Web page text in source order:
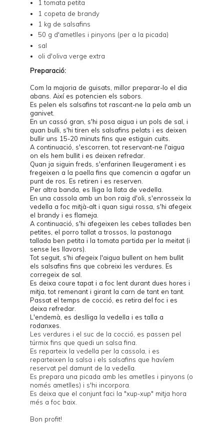
1 tomata petita
1 copeta de brandy
1 kg de salsafins
50 g d'ametlles i pinyons (per a la picada)
sal
oli d'oliva verge extra
Preparació:
Com la majoria de guisats, millor preparar-lo el dia
abans. Així es potencien els sabors.
Es pelen els salsafins tot rascant-ne la pela amb un
ganivet.
En un cassó gran, s'hi posa aigua i un pols de sal, i
quan bulli, s'hi tiren els salsafins pelats i es deixen
bullir uns 15-20 minuts fins que estiguin cuits.
A continuació, s'escorren, tot reservant-ne l'aigua
on els hem bullit i es deixen refredar.
Quan ja siguin freds, s'enfarinen lleugerament i es
fregeixen a la paella fins que comencin a agafar un
punt de ros. Es retiren i es reserven.
Per altra banda, es lliga la llata de vedella.
En una cassola amb un bon raig d'oli, s'enrosseix la
vedella a foc mitjà-alt i quan sigui rossa, s'hi afegeix
el brandy i es flameja.
A continuació, s'hi afegeixen les cebes tallades ben
petites, el porro tallat a trossos, la pastanaga
tallada ben petita i la tomata partida per la meitat (i
sense les llavors).
Tot seguit, s'hi afegeix l'aigua bullent on hem bullit
els salsafins fins que cobreixi les verdures. Es
corregeix de sal.
Es deixa coure tapat i a foc lent durant dues hores i
mitja, tot remenant i girant la carn de tant en tant.
Passat el temps de cocció, es retira del foc i es
deixa refredar.
L'endemà, es deslliga la vedella i es talla a
rodanxes.
Les verdures i el suc de la cocció, es passen pel
túrmix fins que quedi un salsa fina.
Es reparteix la vedella per la cassola, i es
reparteixen la salsa i els salsafins que havíem
reservat pel damunt de la vedella.
Es prepara una picada amb les ametlles i pinyons (o
només ametlles) i s'hi incorpora.
Es deixa que el conjunt faci la "xup-xup" mitja hora
més a foc baix.
Bon profit!